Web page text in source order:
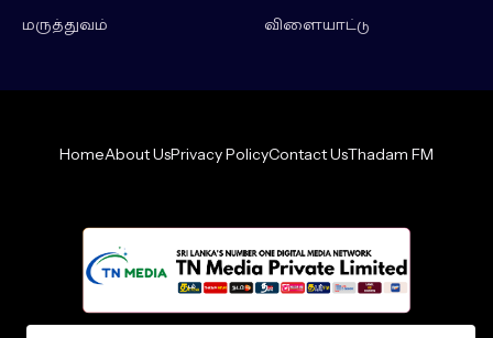
மருத்துவம்
விளையாட்டு
HomeAbout UsPrivacy PolicyContact UsThadam FM